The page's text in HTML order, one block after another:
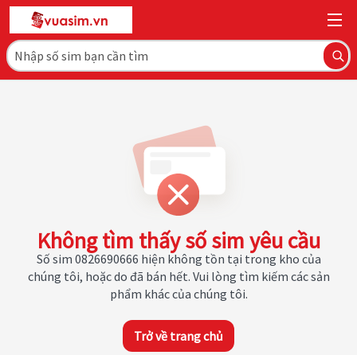
Không tìm thấy số sim yêu cầu
Số sim 0826690666 hiện không tồn tại trong kho của
chúng tôi, hoặc do đã bán hết. Vui lòng tìm kiếm các sản
phẩm khác của chúng tôi.
Trở về trang chủ